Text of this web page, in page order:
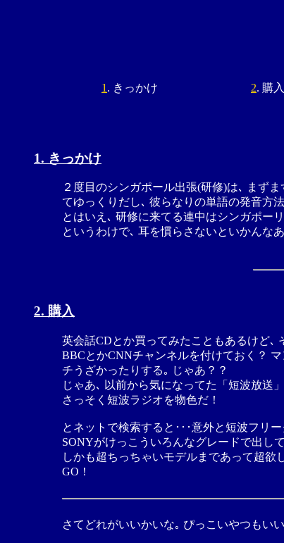
1 . きっかけ 2. 購入
1. きっかけ
２度目のシンガポール出張(研修)は､ まず
てゆっくりだし､ 彼らなりの単語の発音方
とはいえ､ 研修に来てる連中はシンガポー
というわけで､ 耳を慣らさないといかんな
2. 購入
英会話CDとか買ってみたこともあるけど､
BBCとかCNNチャンネルを付けておく？
チうざかったりする｡ じゃあ？？
じゃあ､ 以前から気になってた「短波放送」
さっそく短波ラジオを物色だ！
とネットで検索すると･･･意外と短波フリ
SONYがけっこういろんなグレードで出し
しかも超ちっちゃいモデルまであって超欲
GO！
さてどれがいいかいな｡ ぴっこいやつもい